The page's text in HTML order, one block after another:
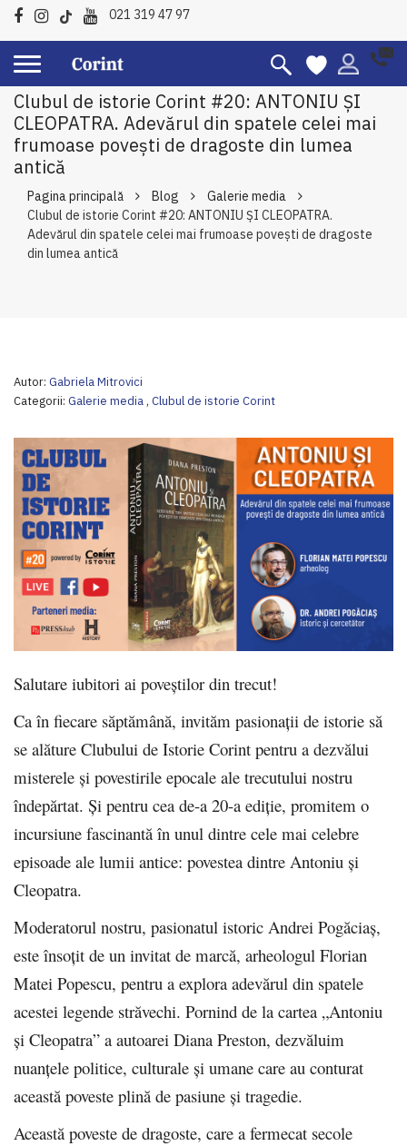
021 319 47 97
Clubul de istorie Corint #20: ANTONIU ȘI
CLEOPATRA. Adevărul din spatele celei mai
frumoase povești de dragoste din lumea
antică
Pagina principală Blog
Galerie media
Clubul de istorie Corint #20: ANTONIU ȘI CLEOPATRA.
Adevărul din spatele celei mai frumoase povești de dragoste
din lumea antică
Autor: Gabriela Mitrovici
Categorii: Galerie media, Clubul de istorie Corint
Salutare iubitori ai poveștilor din trecut!
Ca în fiecare săptămână, invităm pasionații de istorie să
se alăture Clubului de Istorie Corint pentru a dezvălui
misterele și povestirile epocale ale trecutului nostru
îndepărtat. Și pentru cea de-a 20-a ediție, promitem o
incursiune fascinantă în unul dintre cele mai celebre
episoade ale lumii antice: povestea dintre Antoniu și
Cleopatra.
Moderatorul nostru, pasionatul istoric Andrei Pogăciaș,
este însoțit de un invitat de marcă, arheologul Florian
Matei Popescu, pentru a explora adevărul din spatele
acestei legende străvechi. Pornind de la cartea „Antoniu
și Cleopatra” a autoarei Diana Preston, dezvăluim
nuanțele politice, culturale și umane care au conturat
această poveste plină de pasiune și tragedie.
Această poveste de dragoste, care a fermecat secole